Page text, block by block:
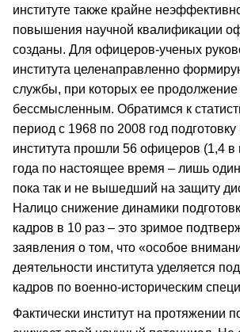
институте также крайне
повышения научной квалификации
созданы. Для офицеров-ученых
института целенаправленно
службы, при которых ее продолжение
бессмысленным. Обратимся к
период с 1968 по 2008 год
института прошли 56 офицеров (1,4 в
года по настоящее время – лишь
пока так и не вышедший на защиту
Налицо снижение динамики
кадров в 10 раз – это зримое
заявления о том, что «особое
деятельности института уделяется
кадров по военно-историческим
Фактически институт на протяжении